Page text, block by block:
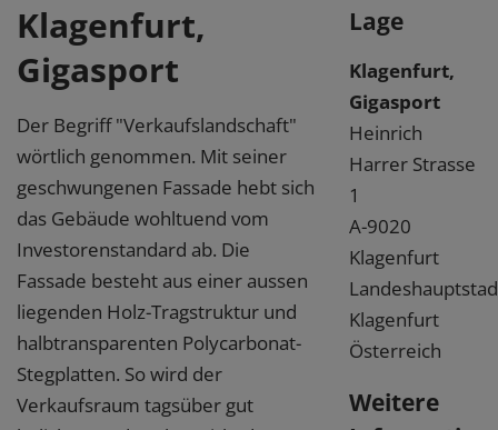
Klagenfurt,
Gigasport
Der Begriff "Verkaufslandschaft"
wörtlich genommen. Mit seiner
geschwungenen Fassade hebt sich
das Gebäude wohltuend vom
Investorenstandard ab. Die
Fassade besteht aus einer aussen
liegenden Holz-Tragstruktur und
halbtransparenten Polycarbonat-
Stegplatten. So wird der
Verkaufsraum tagsüber gut
Lage
Klagenfurt,
Gigasport
Heinrich
Harrer Strasse
1
A-9020
Klagenfurt
Klagenfurt
Österreich
Weitere